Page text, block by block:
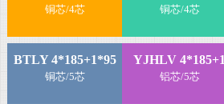
铜芯/4芯 铜芯/4芯
BTLY 4*185+1*95
铜芯/5芯
YJHLV 4*185+1
铝芯/5芯